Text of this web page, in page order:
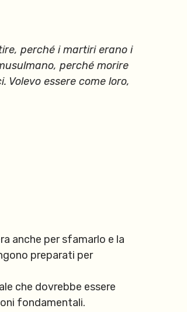
perché i martiri erano i
perché morire
essere come loro,
anche per sfamarlo e la
preparati per
che dovrebbe essere
fondamentali.